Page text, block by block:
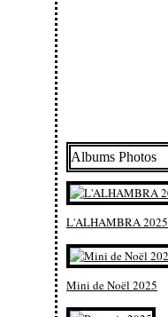
Albums Photos
L'ALHAMBRA 2025
Mini de Noël 2025